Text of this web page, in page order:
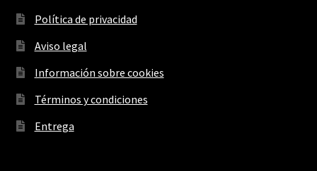
Política de privacidad
Aviso legal
Información sobre cookies
Términos y condiciones
Entrega